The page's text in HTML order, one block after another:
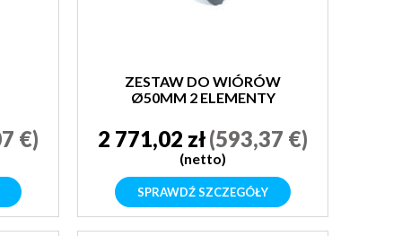
€)
ZESTAW DO WIÓRÓW
Ø50MM 2 ELEMENTY
2 771,02 zł(593,37 €)
(netto)
SPRAWDŹ SZCZEGÓŁY